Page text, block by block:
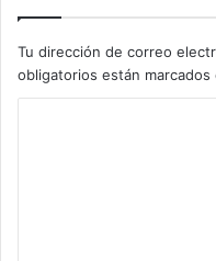
Tu dirección de correo
obligatorios están marcados